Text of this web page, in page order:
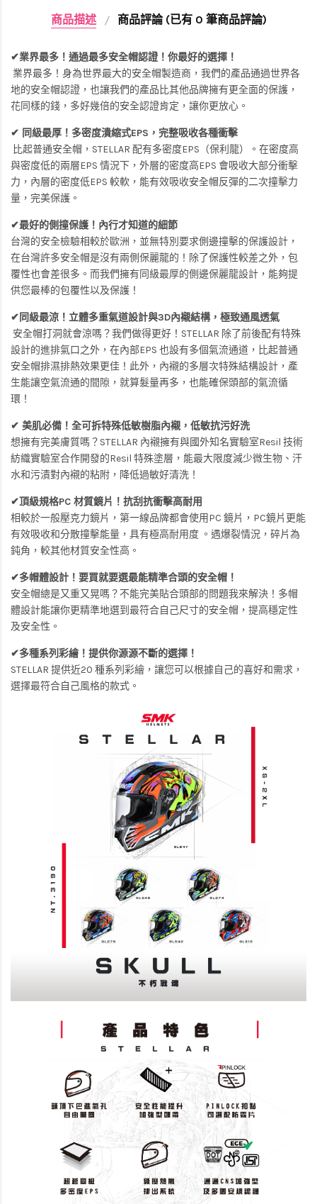
商品描述 商品評論 (已有 0 筆商品評論)
✔業界最多！通過最多安全帽認證！你最好的選擇！
業界最多！身為世界最大的安全帽製造商，我們的產品通過世界各
地的安全帽認證，也讓我們的產品比其他品牌擁有更全面的保護，
花同樣的錢，多好幾倍的安全認證肯定，讓你更放心。
✔ 同級最厚！多密度潰縮式EPS，完整吸收各種衝擊
比起普通安全帽，STELLAR 配有多密度EPS（保利龍）。在密度高
與密度低的兩層EPS 情況下，外層的密度高EPS 會吸收大部分衝擊
力，內層的密度低EPS 較軟，能有效吸收安全帽反彈的二次撞擊力
量，完美保護。
✔最好的側撞保護！內行才知道的細節
台灣的安全檢驗相較於歐洲，並無特別要求側邊撞擊的保護設計，
在台灣許多安全帽是沒有兩側保麗龍的！除了保護性較差之外，包
覆性也會差很多。而我們擁有同級最厚的側邊保麗龍設計，能夠提
供您最棒的包覆性以及保護！
✔同級最涼！立體多重氣道設計與3D內襯結構，極致通風透氣
安全帽打洞就會涼嗎？我們做得更好！STELLAR 除了前後配有特殊
設計的進排氣口之外，在內部EPS 也設有多個氣流通道，比起普通
安全帽排濕排熱效果更佳！此外，內襯的多層次特殊結構設計，產
生能讓空氣流通的間隙，就算髮量再多，也能確保頭部的氣流循
環！
✔ 美肌必備！全可拆特殊低敏樹脂內襯，低敏抗污好洗
想擁有完美膚質嗎？STELLAR 內襯擁有與國外知名實驗室Resil 技術
紡織實驗室合作開發的Resil 特殊塗層，能最大限度減少微生物、汗
水和污漬對內襯的粘附，降低過敏好清洗！
✔頂級規格PC 材質鏡片！抗刮抗衝擊高耐用
相較於一般壓克力鏡片，第一線品牌都會使用PC 鏡片，PC鏡片更能
有效吸收和分散撞擊能量，具有極高耐用度 。遇爆裂情況，碎片為
鈍角，較其他材質安全性高。
✔多帽體設計！要買就要選最能精準合頭的安全帽！
安全帽總是又重又晃嗎？不能完美貼合頭部的問題我來解決！多帽
體設計能讓你更精準地選到最符合自己尺寸的安全帽，提高穩定性
及安全性。
✔多種系列彩繪！提供你源源不斷的選擇！
STELLAR 提供近20 種系列彩繪，讓您可以根據自己的喜好和需求，
選擇最符合自己風格的款式。